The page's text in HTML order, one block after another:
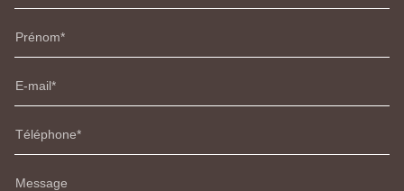
Prénom
E-mail
Téléphone
Message